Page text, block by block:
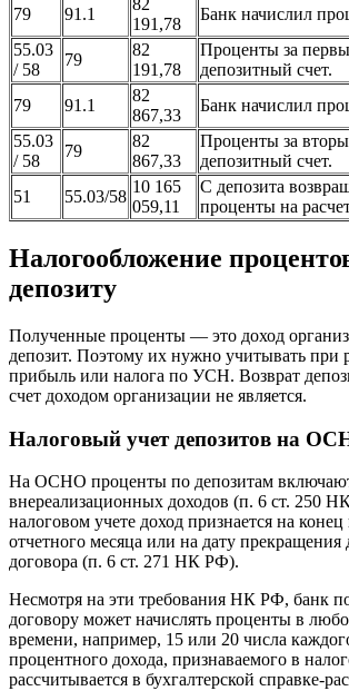
79 91.1
82
191,78
Банк начислил
55.03
/ 58
79
82
191,78
Проценты за
депозитный счет.
79
91.1
82
867,33
Банк начислил
55.03
/ 58
79
82
867,33
Проценты за
депозитный счет.
51
55.03/58
10 165
059,11
С депозита
проценты на
Налогообложение
депозиту
Полученные проценты — это доход
депозит. Поэтому их нужно учитывать при
прибыль или налога по УСН. Возврат
счет доходом организации не является.
Налоговый учет депозитов на
На ОСНО проценты по депозитам
внереализационных доходов (п. 6 ст. 250
налоговом учете доход признается на
отчетного месяца или на дату прекращения
договора (п. 6 ст. 271 НК РФ).
Несмотря на эти требования НК РФ, банк
договору может начислять проценты в
времени, например, 15 или 20 числа
процентного дохода, признаваемого в
рассчитывается в бухгалтерской справке-